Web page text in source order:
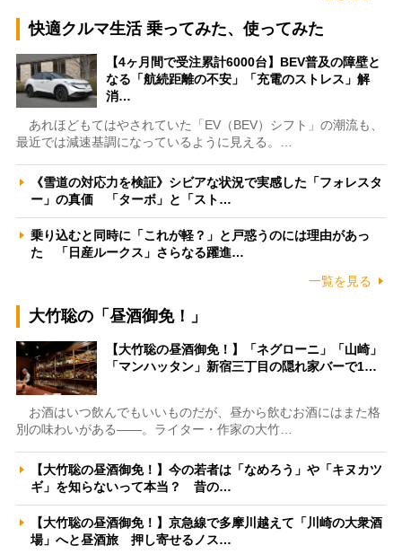
快適クルマ生活 乗ってみた、使ってみた
【4ヶ月間で受注累計6000台】BEV普及の障壁と
なる「航続距離の不安」「充電のストレス」解
消…
あれほどもてはやされていた「EV（BEV）シフト」の潮流も、
最近では減速基調になっているように見える。…
《雪道の対応力を検証》シビアな状況で実感した「フォレスタ
ー」の真価 「ターボ」と「スト…
乗り込むと同時に「これが軽？」と戸惑うのには理由があっ
た 「日産ルークス」さらなる躍進…
一覧を見る
大竹聡の「昼酒御免！」
【大竹聡の昼酒御免！】「ネグローニ」「山崎」
「マンハッタン」新宿三丁目の隠れ家バーで1…
お酒はいつ飲んでもいいものだが、昼から飲むお酒にはまた格
別の味わいがある――。ライター・作家の大竹…
【大竹聡の昼酒御免！】今の若者は「なめろう」や「キヌカツ
ギ」を知らないって本当？ 昔の…
【大竹聡の昼酒御免！】京急線で多摩川越えて「川崎の大衆酒
場」へと昼酒旅 押し寄せるノス…